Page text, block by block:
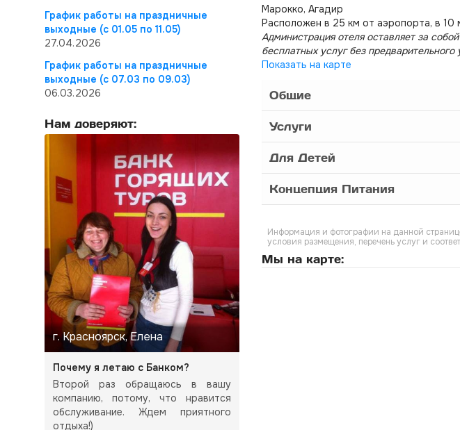
График работы на праздничные
выходные (с 01.05 по 11.05)
27.04.2026
График работы на праздничные
выходные (с 07.03 по 09.03)
06.03.2026
Нам доверяют:
г. Красноярск, Елена
Почему я летаю с Банком?
Второй раз обращаюсь в вашу
компанию, потому, что нравится
обслуживание. Ждем приятного
отдыха!)
Марокко, Агадир
Расположен в 25 км от аэропорта, в 10
Администрация отеля оставляет за
бесплатных услуг без
Показать на карте
Общие
Услуги
Для Детей
Концепция Питания
Информация и фотографии на данной
условия размещения, перечень услуг и
Мы на карте: